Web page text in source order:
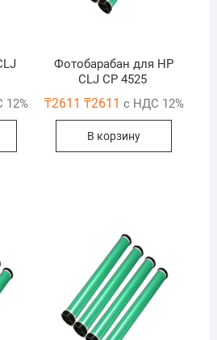
12%
Фотобарабан для HP
CLJ CP 4525
₸2611 ₸2611 с НДС 12%
В корзину